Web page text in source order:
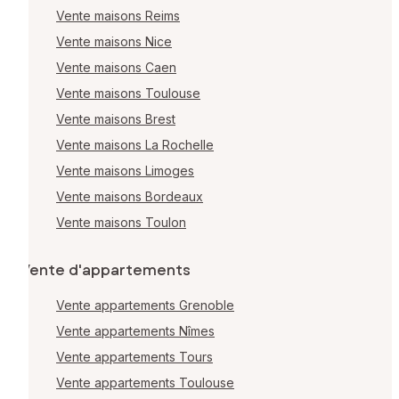
Vente maisons Reims
Vente maisons Nice
Vente maisons Caen
Vente maisons Toulouse
Vente maisons Brest
Vente maisons La Rochelle
Vente maisons Limoges
Vente maisons Bordeaux
Vente maisons Toulon
Vente d'appartements
Vente appartements Grenoble
Vente appartements Nîmes
Vente appartements Tours
Vente appartements Toulouse